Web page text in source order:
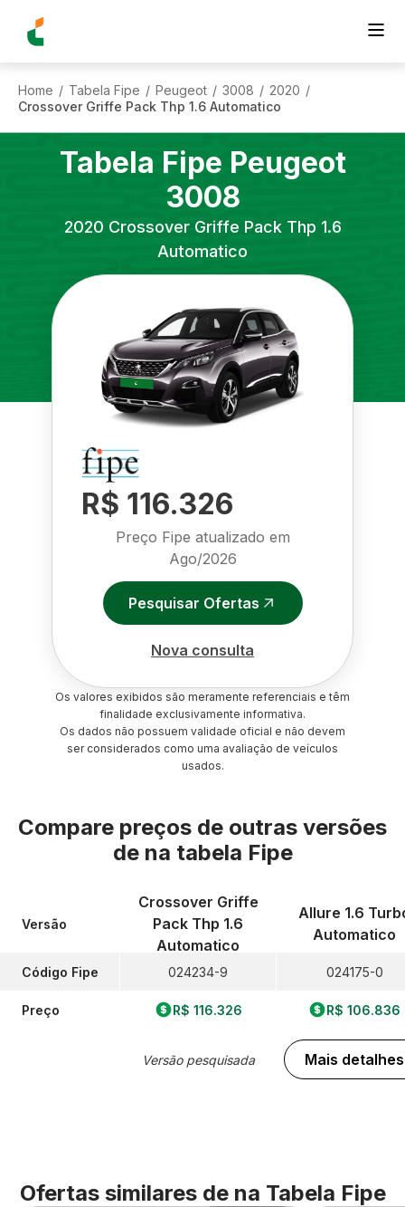
Home / Tabela Fipe / Peugeot / 3008 / 2020 /
Crossover Griffe Pack Thp 1.6 Automatico
Tabela Fipe Peugeot
3008
2020 Crossover Griffe Pack Thp 1.6
Automatico
R$ 116.326
Preço Fipe atualizado em
Ago/2026
Pesquisar Ofertas
Nova consulta
Os valores exibidos são meramente referenciais e têm
finalidade exclusivamente informativa.
Os dados não possuem validade oficial e não devem
ser considerados como uma avaliação de veículos
usados.
Compare preços de outras versões
de na tabela Fipe
Versão
Código Fipe
Preço
Crossover Griffe
Pack Thp 1.6
Automatico
024234-9
R$ 116.326
Versão pesquisada
Allure 1.6
Automatico
024175-0
R$ 106.836
Mais detalhes
Ofertas similares de na Tabela Fipe
Foto 360º